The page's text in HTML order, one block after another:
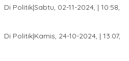
Di Politik|Sabtu, 02-11-2024, | 10:58,
Di Politik|Kamis, 24-10-2024, | 13:07,